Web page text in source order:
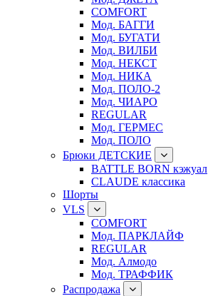
COMFORT
Мод. БАГГИ
Мод. БУГАТИ
Мод. ВИЛБИ
Мод. НЕКСТ
Мод. НИКА
Мод. ПОЛО-2
Мод. ЧИАРО
REGULAR
Мод. ГЕРМЕС
Мод. ПОЛО
Брюки ДЕТСКИЕ
BATTLE BORN кэжуал
CLAUDE классика
Шорты
VLS
COMFORT
Мод. ПАРКЛАЙФ
REGULAR
Мод. Алмодо
Мод. ТРАФФИК
Распродажа